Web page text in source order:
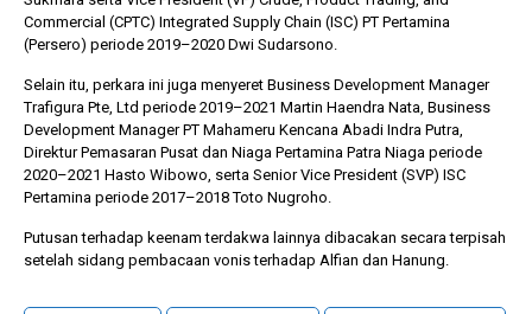
Commercial (CPTC) Integrated Supply Chain (ISC) PT Pertamina
(Persero) periode 2019–2020 Dwi Sudarsono.
Selain itu, perkara ini juga menyeret Business Development Manager
Trafigura Pte, Ltd periode 2019–2021 Martin Haendra Nata, Business
Development Manager PT Mahameru Kencana Abadi Indra Putra,
Direktur Pemasaran Pusat dan Niaga Pertamina Patra Niaga periode
2020–2021 Hasto Wibowo, serta Senior Vice President (SVP) ISC
Pertamina periode 2017–2018 Toto Nugroho.
Putusan terhadap keenam terdakwa lainnya dibacakan secara terpisah
setelah sidang pembacaan vonis terhadap Alfian dan Hanung.